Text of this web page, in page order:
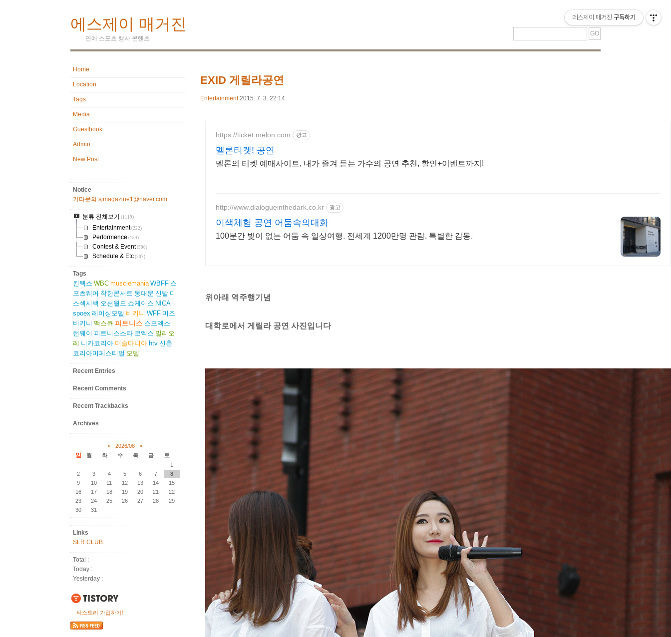
에스제이 매거진
연예 스포츠 행사 콘텐츠
Home
Location
Tags
Media
Guestbook
Admin
New Post
Notice
기타문의 sjmagazine1@naver.com
분류 전체보기 (1119)
Entertainment(222)
Performence (184)
Contest & Event(506)
Schedule & Etc(207)
Tags
킨텍스 WBC musclemania WBFF 스
포츠웨어 착한콘서트 동대문 신발 미
스섹시백 오션월드 쇼케이스 NICA
spoex 레이싱모델 비키니 WFF 미즈
비키니 맥스큐 피트니스 스포엑스
런웨이 피트니스스타 코엑스 밀리오
레 니카코리아 머슬마니아 htv 신촌
코리아미페스티벌 모델
Recent Entries
Recent Comments
Recent Trackbacks
Archives
« 2026/08 »
일 월 화 수 목 금
토
1
2
3 4 5 6 7
8
9
10 11 12 13 14
15
16
17 18 19 20 21
22
23
24 25 26 27 28
29
30
31
Links
SLR CLUB.
Total :
Today :
Yesterday :
티스토리 가입하기!
EXID 게릴라공연
Entertainment 2015. 7. 3. 22:14
https://ticket.melon.com 광고
멜론티켓! 공연
멜론의 티켓 예매사이트, 내가 즐겨 듣는 가수의 공연 추천, 할인+이벤트까지!
http://www.dialogueinthedark.co.kr 광고
이색체험 공연 어둠속의대화
100분간 빛이 없는 어둠 속 일상여행. 전세계 1200만명 관람. 특별한 감동.
위아래 역주행기념
대학로에서 게릴라 공연 사진입니다
에스제이 매거진 구독하기